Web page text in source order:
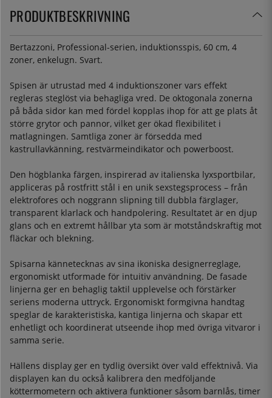
PRODUKTBESKRIVNING
Bertazzoni, Professional-serien, induktionsspis, 60 cm, 4
zoner, enkelugn. Svart.
Spisen är utrustad med 4 induktionszoner vars effekt
regleras steglöst via behagliga vred. De oktogonala zonerna
på båda sidor kan med fördel kopplas ihop för att ge plats åt
större grytor och pannor, vilket ger ökad flexibilitet i
matlagningen. Samtliga zoner är försedda med
kastrullavkänning, restvärmeindikator och powerboost.
Den högblanka färgen, inspirerad av italienska lyxsportbilar,
appliceras på rostfritt stål i en unik sexstegsprocess – från
elektrofores och noggrann slipning till dubbla färglager,
transparent klarlack och handpolering. Resultatet är en djup
glans och en extremt hållbar yta som är motståndskraftig mot
fläckar och blekning.
Spisarna kännetecknas av sina ikoniska designerreglage,
ergonomiskt utformade för intuitiv användning. De fasade
linjerna ger en behaglig taktil upplevelse och förstärker
seriens moderna uttryck. Ergonomiskt formgivna handtag
speglar de karakteristiska, kantiga linjerna och skapar ett
enhetligt och koordinerat utseende ihop med övriga vitvaror i
samma serie.
Hällens display ger en tydlig översikt över vald effektnivå. Via
displayen kan du också kalibrera den medföljande
köttermometern och aktivera funktioner såsom barnlås, timer